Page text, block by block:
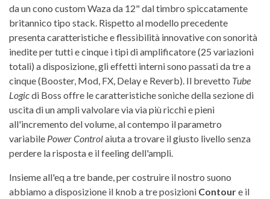
da un cono custom Waza da 12" dal timbro spiccatamente
britannico tipo stack. Rispetto al modello precedente
presenta caratteristiche e flessibilità innovative con sonorità
inedite per tutti e cinque i tipi di amplificatore (25 variazioni
totali) a disposizione, gli effetti interni sono passati da tre a
cinque (Booster, Mod, FX, Delay e Reverb). Il brevetto Tube
Logicdi Boss offre le caratteristiche soniche della sezione di
uscita di un ampli valvolare via via più ricchi e pieni
all'incremento del volume, al contempo il parametro
variabile Power Controlaiuta a trovare il giusto livello senza
perdere la risposta e il feeling dell'ampli.
Insieme all'eq a tre bande, per costruire il nostro suono
abbiamo a disposizione il knob a tre posizioni Contoure il